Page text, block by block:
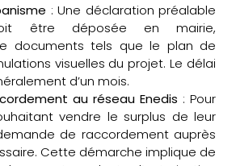
: Une déclaration préalable
être déposée en mairie,
documents tels que le plan de
visuelles du projet. Le délai
d’un mois.
au réseau Enedis : Pour
vendre le surplus de leur
de raccordement auprès
Cette démarche implique de